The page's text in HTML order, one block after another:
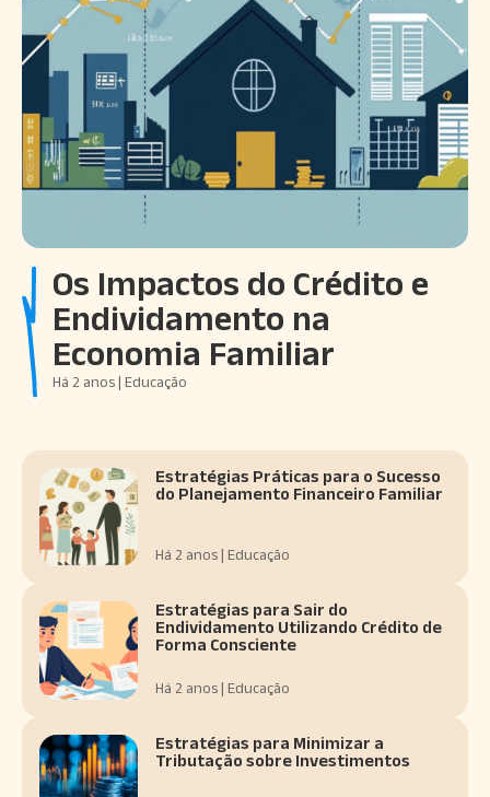
Os Impactos do Crédito e
Endividamento na
Economia Familiar
Há 2 anos | Educação
Estratégias Práticas para o Sucesso
do Planejamento Financeiro Familiar
Há 2 anos | Educação
Estratégias para Sair do
Endividamento Utilizando Crédito de
Forma Consciente
Há 2 anos | Educação
Estratégias para Minimizar a
Tributação sobre Investimentos